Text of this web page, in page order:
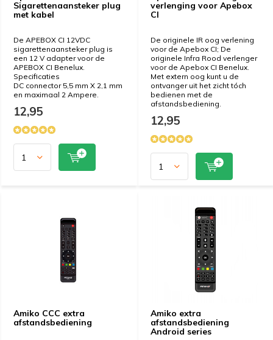
Sigarettenaansteker plug
met kabel
De APEBOX CI 12VDC
sigarettenaansteker plug is
een 12 V adapter voor de
APEBOX CI Benelux.
Specificaties
DC connector 5,5 mm X 2,1 mm
en maximaal 2 Ampere.
12,95
verlenging voor Apebox
CI
De originele IR oog verlening
voor de Apebox CI; De
originele Infra Rood verlenger
voor de Apebox CI Benelux.
Met extern oog kunt u de
ontvanger uit het zicht tóch
bedienen met de
afstandsbediening.
12,95
Amiko CCC extra
afstandsbediening
Amiko extra
afstandsbediening
Android series